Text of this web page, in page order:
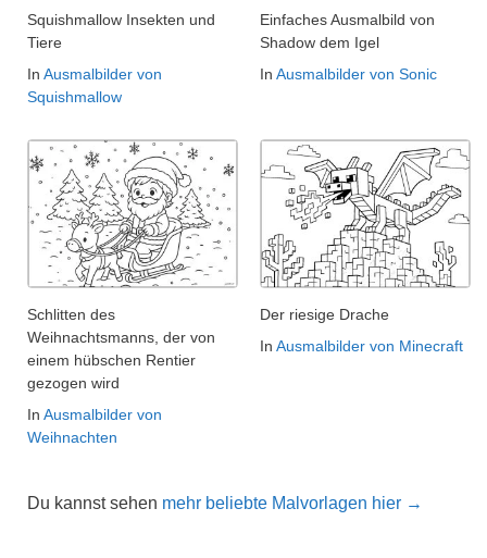
Squishmallow Insekten und
Tiere
In Ausmalbilder von
Squishmallow
Einfaches Ausmalbild von
Shadow dem Igel
In Ausmalbilder von Sonic
Schlitten des
Weihnachtsmanns, der von
einem hübschen Rentier
gezogen wird
In Ausmalbilder von
Weihnachten
Der riesige Drache
In Ausmalbilder von Minecraft
Du kannst sehen mehr beliebte Malvorlagen hier →